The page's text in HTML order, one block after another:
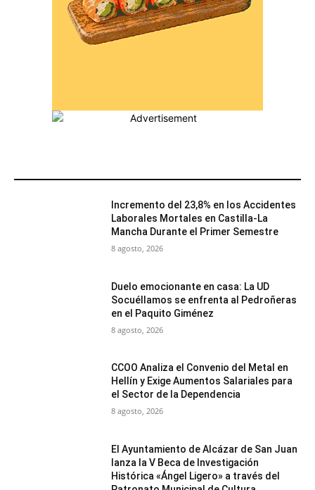
Incremento del 23,8% en los Accidentes
Laborales Mortales en Castilla-La
Mancha Durante el Primer Semestre
8 agosto, 2026
Duelo emocionante en casa: La UD
Socuéllamos se enfrenta al Pedroñeras
en el Paquito Giménez
8 agosto, 2026
CCOO Analiza el Convenio del Metal en
Hellín y Exige Aumentos Salariales para
el Sector de la Dependencia
8 agosto, 2026
El Ayuntamiento de Alcázar de San Juan
lanza la V Beca de Investigación
Histórica «Ángel Ligero» a través del